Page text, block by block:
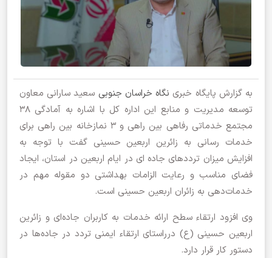
به گزارش پایگاه خبری نگاه خراسان جنوبی سعید سارانی معاون
توسعه مدیریت و منابع این اداره کل با اشاره به آمادگی 38
مجتمع خدماتی رفاهی بین راهی و 3 نمازخانه بین راهی برای
خدمات رسانی به زائرین اربعین حسینی گفت با توجه به
افزایش میزان ترددهای جاده‌ ای در ایام اربعین در استان، ایجاد
فضای مناسب و رعایت الزامات بهداشتی دو مقوله مهم در
خدمات‌دهی به زائران اربعین حسینی است.
وی افزود ارتقاء سطح ارائه خدمات به کاربران جاده‌ای و زائرین
اربعین حسینی (ع) درراستای ارتقاء ایمنی تردد در جاده‌ها در
دستور کار قرار دارد.